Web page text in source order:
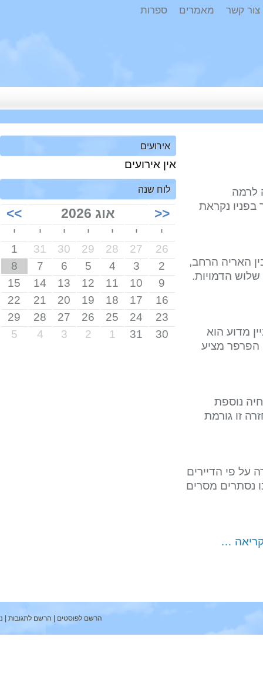
קשר מאמרים ספרות
נקראת
האריה הרחב,
הדמויות.
מדוע הוא
מציע
נוספת
זו גורמת
פי הדיירים
מסרים
…
אירועים
אין אירועים
לוח שנה
<< אוג 2026 >>
26
27
28
29
30
31
10
11
12
13
14
15
16
17
18
19
20
21
22
23
24
25
26
27
28
29
30
31
הרשם לפוסטים|הרשם לתגובות|ניהול